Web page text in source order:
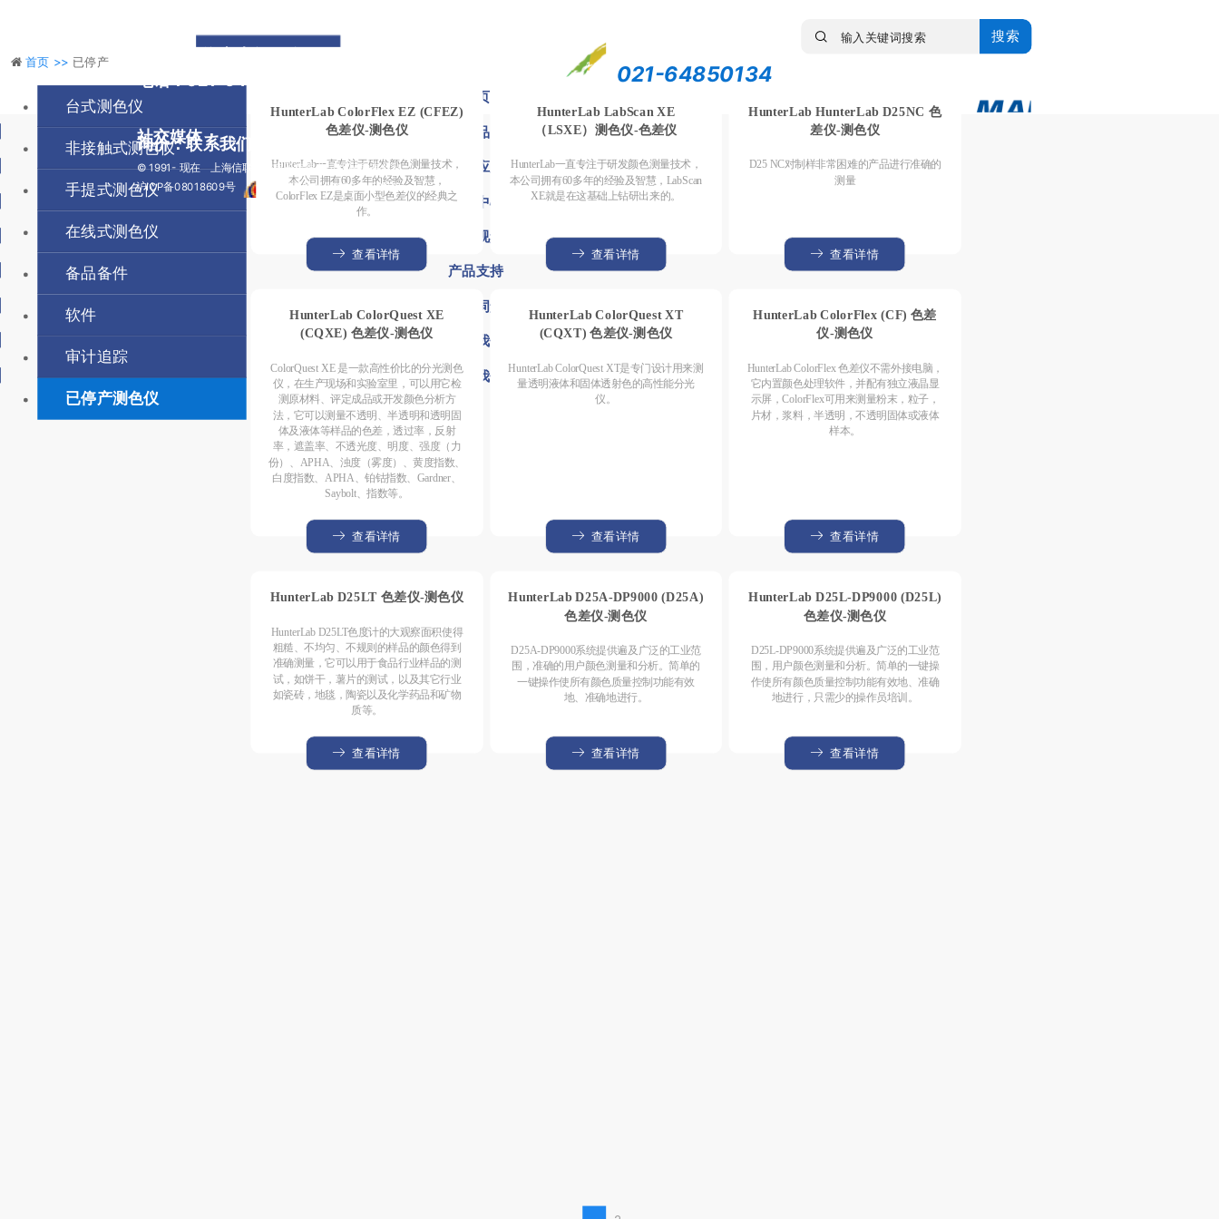
首页
产品
行业应用
新闻中心
应用视频
产品支持
色度词解
关于我们
联系我们
021-64850134
搜索
HunterLab ColorFlex EZ (CFEZ)
色差仪-测色仪
HunterLab一直专注于研发颜色测量技术，
本公司拥有60多年的经验及智慧，
ColorFlex EZ是桌面小型色差仪的经典之
作。
查看详情
HunterLab LabScan XE
（LSXE）测色仪-色差仪
HunterLab一直专注于研发颜色测量技术，
本公司拥有60多年的经验及智慧，LabScan
XE就是在这基础上钻研出来的。
查看详情
HunterLab HunterLab D25NC 色
差仪-测色仪
D25 NC对制样非常困难的产品进行准确的
测量
查看详情
HunterLab ColorQuest XE
(CQXE) 色差仪-测色仪
ColorQuest XE 是一款高性价比的分光测色
仪，在生产现场和实验室里，可以用它检
测原材料、评定成品或开发颜色分析方
法，它可以测量不透明、半透明和透明固
体及液体等样品的色差，透过率，反射
率，遮盖率、不透光度、明度、强度（力
份）、APHA、浊度（雾度）、黄度指数、
白度指数、APHA、铂钴指数、Gardner、
Saybolt、指数等。
查看详情
HunterLab ColorQuest XT
(CQXT) 色差仪-测色仪
HunterLab ColorQuest XT是专门设计用来测
量透明液体和固体透射色的高性能分光
仪。
查看详情
HunterLab ColorFlex (CF) 色差
仪-测色仪
HunterLab ColorFlex 色差仪不需外接电脑，
它内置颜色处理软件，并配有独立液晶显
示屏，ColorFlex可用来测量粉末，粒子，
片材，浆料，半透明，不透明固体或液体
样本。
查看详情
HunterLab D25LT 色差仪-测色仪
HunterLab D25LT色度计的大观察面积使得
粗糙、不均匀、不规则的样品的颜色得到
准确测量，它可以用于食品行业样品的测
试，如饼干，薯片的测试，以及其它行业
如瓷砖，地毯，陶瓷以及化学药品和矿物
质等。
查看详情
HunterLab D25A-DP9000 (D25A)
色差仪-测色仪
D25A-DP9000系统提供遍及广泛的工业范
围，准确的用户颜色测量和分析。简单的
一键操作使所有颜色质量控制功能有效
地、准确地进行。
查看详情
HunterLab D25L-DP9000 (D25L)
色差仪-测色仪
D25L-DP9000系统提供遍及广泛的工业范
围，用户颜色测量和分析。简单的一键操
作使所有颜色质量控制功能有效地、准确
地进行，只需少的操作员培训。
查看详情
台式测色仪
非接触式测色仪
手提式测色仪
在线式测色仪
备品备件
软件
审计追踪
已停产测色仪
首页 >> 已停产
电话：021-64850134 / 54261103 / 54801104
© 1991- 现在 上海信联创作电子有限公司 保留所有权利
社交媒体：
询价：联系我们
沪ICP备08018609号
沪公网安备31010702008138